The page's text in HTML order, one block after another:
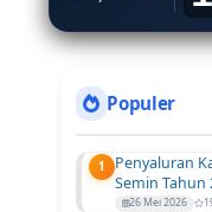
Populer
1
Penyaluran
Semin Tahun
26 Mei 2026